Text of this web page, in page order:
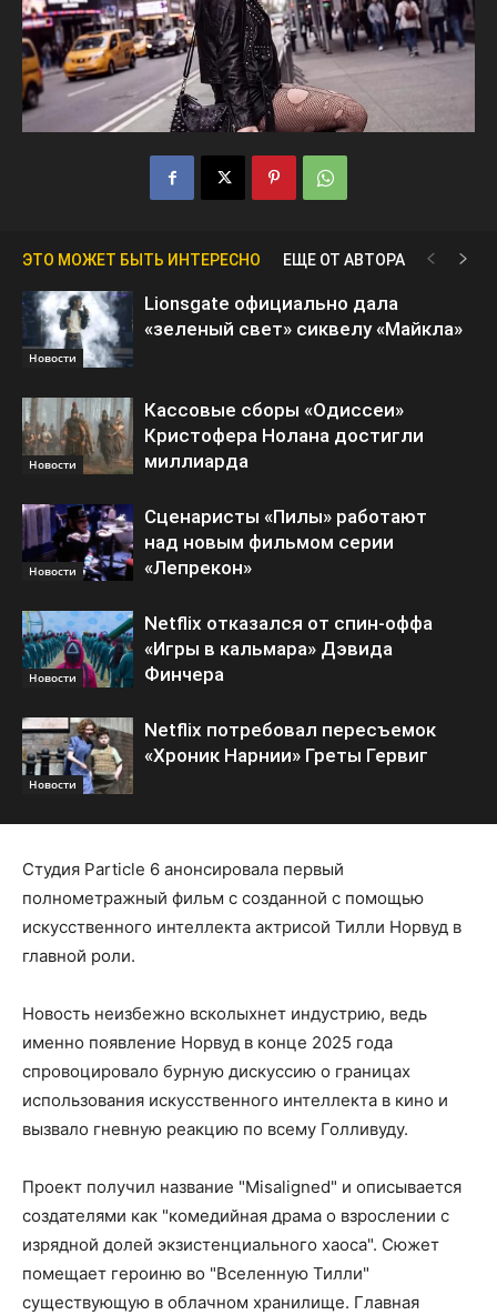
ЭТО МОЖЕТ БЫТЬ ИНТЕРЕСНО ЕЩЕ ОТ АВТОРА
Новости
Lionsgate официально дала
«зеленый свет» сиквелу «Майкла»
Новости
Кассовые сборы «Одиссеи»
Кристофера Нолана достигли
миллиарда
Новости
Сценаристы «Пилы» работают
над новым фильмом серии
«Лепрекон»
Новости
Netflix отказался от спин-оффа
«Игры в кальмара» Дэвида
Финчера
Новости
Netflix потребовал пересъемок
«Хроник Нарнии» Греты Гервиг
Студия Particle 6 анонсировала первый
полнометражный фильм с созданной с помощью
искусственного интеллекта актрисой Тилли Норвуд в
главной роли.
Новость неизбежно всколыхнет индустрию, ведь
именно появление Норвуд в конце 2025 года
спровоцировало бурную дискуссию о границах
использования искусственного интеллекта в кино и
вызвало гневную реакцию по всему Голливуду.
Проект получил название "Misaligned" и описывается
создателями как "комедийная драма о взрослении с
изрядной долей экзистенциального хаоса". Сюжет
помещает героиню во "Вселенную Тилли"
существующую в облачном хранилище. Главная